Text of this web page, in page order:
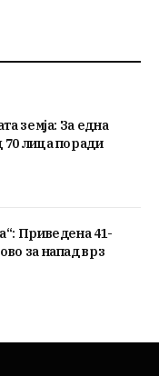
земја: За една
лица поради
Приведена 41-
за напад врз